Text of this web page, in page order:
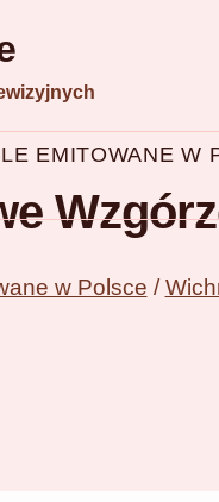
EMITOWANE W
w Polsce /